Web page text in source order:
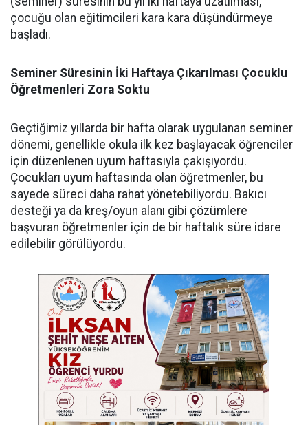
çocuğu olan eğitimcileri kara kara düşündürmeye
başladı.
Seminer Süresinin İki Haftaya Çıkarılması Çocuklu
Öğretmenleri Zora Soktu
Geçtiğimiz yıllarda bir hafta olarak uygulanan seminer
dönemi, genellikle okula ilk kez başlayacak öğrenciler
için düzenlenen uyum haftasıyla çakışıyordu.
Çocukları uyum haftasında olan öğretmenler, bu
sayede süreci daha rahat yönetebiliyordu. Bakıcı
desteği ya da kreş/oyun alanı gibi çözümlere
başvuran öğretmenler için de bir haftalık süre idare
edilebilir görülüyordu.